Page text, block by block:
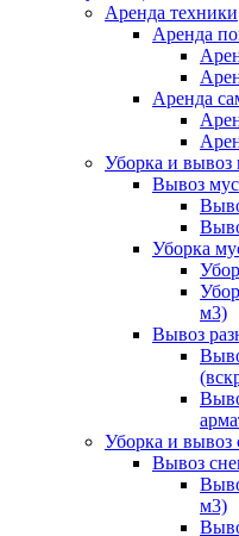
Аренда техники
Аренда
Аренда
Уборка и вывоз
Вывоз
Уборка
м3)
Вывоз
Уборка и вывоз
Вывоз
м3)